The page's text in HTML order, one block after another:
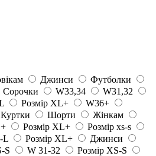
Джинси
Футболки
Сорочки W33,34
W31,32
Розмір XL+
W36+
Куртки Шорти
Жінкам
Розмір XL+
Розмір xs-s
L Розмір XL+
Джинси
S W 31-32
Розмір XS-S